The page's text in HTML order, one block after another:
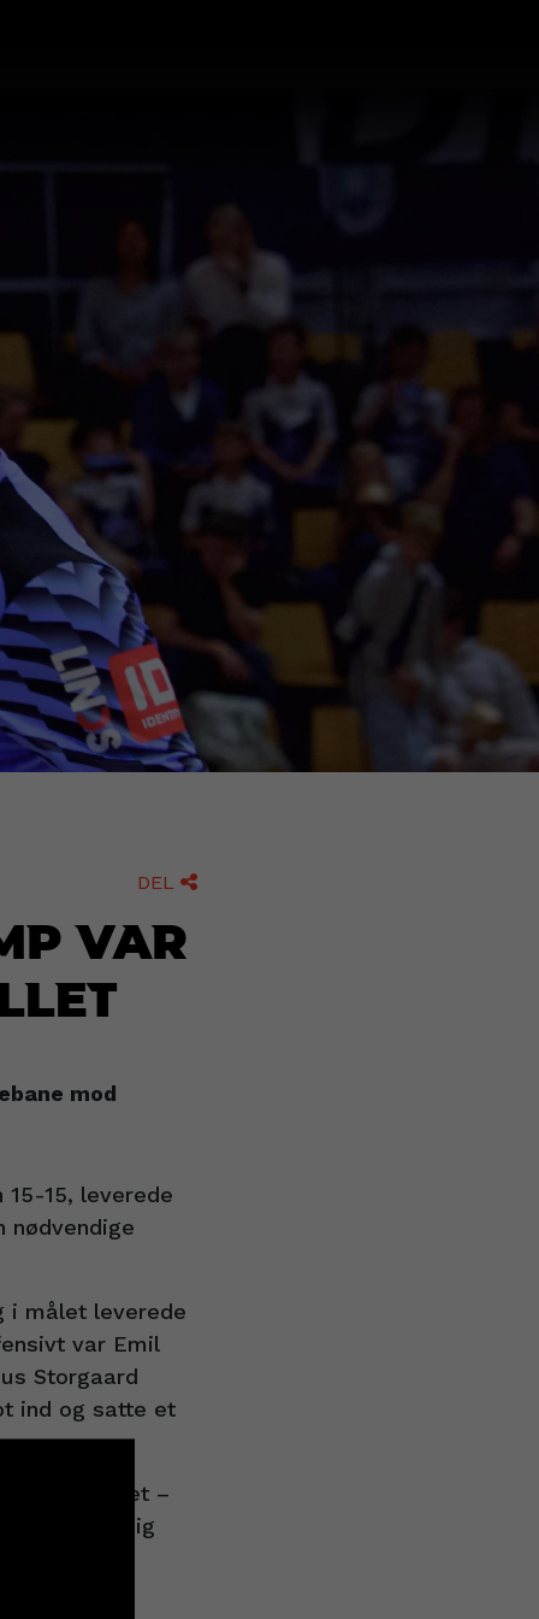
DEL 
var
mod
15, leverede
nødvendige
i målet leverede
var Emil
Storgaard
ind og satte et
i slutspillet –
sikrede sig